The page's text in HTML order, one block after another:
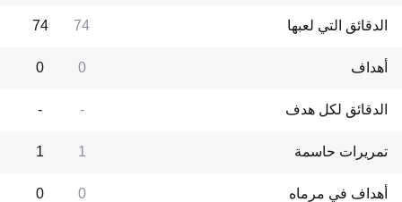
الدقائق التي لعبها 74
74
أهداف 0
0
الدقائق لكل هدف -
-
تمريرات حاسمة 1
1
أهداف في مرماه 0
0